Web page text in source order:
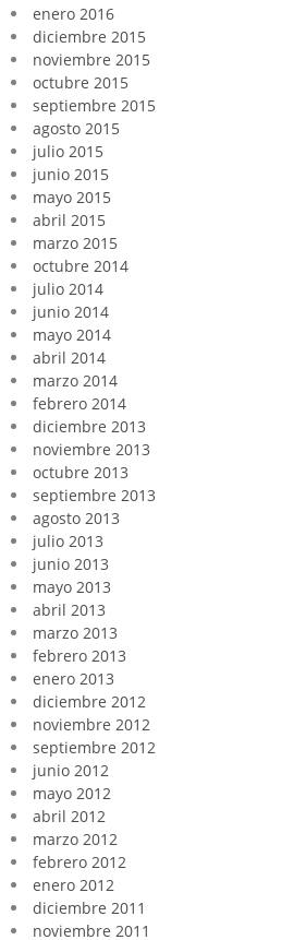
enero 2016
diciembre 2015
noviembre 2015
octubre 2015
septiembre 2015
agosto 2015
julio 2015
junio 2015
mayo 2015
abril 2015
marzo 2015
octubre 2014
julio 2014
junio 2014
mayo 2014
abril 2014
marzo 2014
febrero 2014
diciembre 2013
noviembre 2013
octubre 2013
septiembre 2013
agosto 2013
julio 2013
junio 2013
mayo 2013
abril 2013
marzo 2013
febrero 2013
enero 2013
diciembre 2012
noviembre 2012
septiembre 2012
junio 2012
mayo 2012
abril 2012
marzo 2012
febrero 2012
enero 2012
diciembre 2011
noviembre 2011